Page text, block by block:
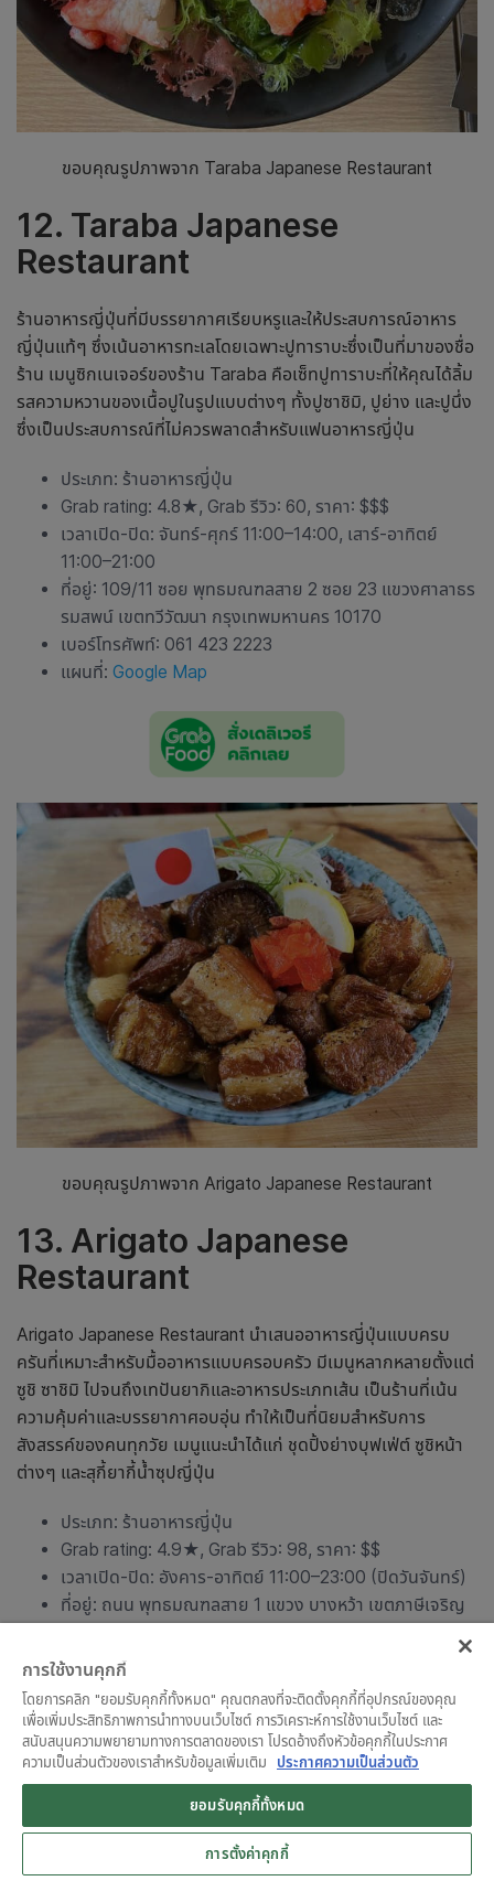
ขอบคุณรูปภาพจาก Taraba Japanese Restaurant
12. Taraba Japanese
Restaurant
ร้านอาหารญี่ปุ่นที่มีบรรยากาศเรียบหรูและให้ประสบการณ์อาหาร
ญี่ปุ่นแท้ๆ ซึ่งเน้นอาหารทะเลโดยเฉพาะปูทาราบะซึ่งเป็นที่มาของชื่อ
ร้าน เมนูซิกเนเจอร์ของร้าน Taraba คือเซ็ทปูทาราบะที่ให้คุณได้ลิ้ม
รสความหวานของเนื้อปูในรูปแบบต่างๆ ทั้งปูซาชิมิ, ปูย่าง และปูนึ่ง
ซึ่งเป็นประสบการณ์ที่ไม่ควรพลาดสำหรับแฟนอาหารญี่ปุ่น
ประเภท: ร้านอาหารญี่ปุ่น
Grab rating: 4.8★, Grab รีวิว: 60, ราคา: $$$
เวลาเปิด-ปิด: จันทร์-ศุกร์ 11:00–14:00, เสาร์-อาทิตย์
11:00–21:00
ที่อยู่: 109/11 ซอย พุทธมณฑลสาย 2 ซอย 23 แขวงศาลาธร
รมสพน์ เขตทวีวัฒนา กรุงเทพมหานคร 10170
เบอร์โทรศัพท์: 061 423 2223
แผนที่: Google Map
ขอบคุณรูปภาพจาก Arigato Japanese Restaurant
13. Arigato Japanese
Restaurant
Arigato Japanese Restaurant นำเสนออาหารญี่ปุ่นแบบครบ
ครันที่เหมาะสำหรับมื้ออาหารแบบครอบครัว มีเมนูหลากหลายตั้งแต่
ซูชิ ซาชิมิ ไปจนถึงเทปันยากิและอาหารประเภทเส้น เป็นร้านที่เน้น
ความคุ้มค่าและบรรยากาศอบอุ่น ทำให้เป็นที่นิยมสำหรับการ
สังสรรค์ของคนทุกวัย เมนูแนะนำได้แก่ ชุดปิ้งย่างบุฟเฟ่ต์ ซูชิหน้า
ต่างๆ และสุกี้ยากี้น้ำซุปญี่ปุ่น
ประเภท: ร้านอาหารญี่ปุ่น
Grab rating: 4.9★, Grab รีวิว: 98, ราคา: $$
เวลาเปิด-ปิด: อังคาร-อาทิตย์ 11:00–23:00 (ปิดวันจันทร์)
ที่อยู่: ถนน พุทธมณฑลสาย 1 แขวง บางหว้า เขตภาษีเจริญ
เบอร์โทรศัพท์: 097 263 9111
แผนที่:
Google Map
การใช้งานคุกกี้
โดยการคลิก "ยอมรับคุกกี้ทั้งหมด" คุณตกลงที่จะติดตั้งคุกกี้ที่อุปกรณ์ของคุณ
เพื่อเพิ่มประสิทธิภาพการนำทางบนเว็บไซต์ การวิเคราะห์การใช้งานเว็บไซต์ และ
สนับสนุนความพยายามทางการตลาดของเรา โปรดอ้างถึงหัวข้อคุกกี้ในประกาศ
ความเป็นส่วนตัวของเราสำหรับข้อมูลเพิ่มเติม
ประกาศความเป็นส่วนตัว
ยอมรับคุกกี้ทั้งหมด
การตั้งค่าคุกกี้